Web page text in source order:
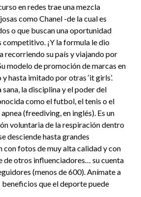
en redes trae una mezcla
como Chanel -de la cual es
o que buscan una oportunidad
competitivo. ¡Y la formula le dio
recorriendo su país y viajando por
modelo de promoción de marcas en
hasta imitado por otras ‘it girls’.
sana, la disciplina y el poder del
como el futbol, el tenis o el
(freediving, en inglés). Es un
voluntaria de la respiración dentro
desciende hasta grandes
con fotos de muy alta calidad y con
de otros influenciadores… su cuenta
(menos de 600). Anímate a
que el deporte puede